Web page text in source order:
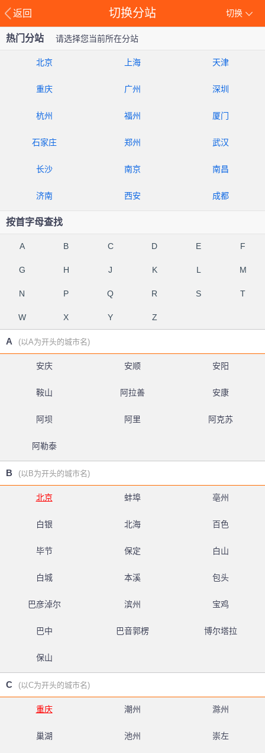
返回 切换
切换分站
热门分站 请选择您当前所在分站
北京 上海 天津
重庆 广州 深圳
杭州 福州 厦门
石家庄 郑州 武汉
长沙 南京 南昌
济南 西安 成都
按首字母查找
A B C D E F
G H J K L M
N P Q R S T
W X Y Z
A (以A为开头的城市名)
安庆 安顺 安阳
鞍山 阿拉善 安康
阿坝 阿里 阿克苏
阿勒泰
B (以B为开头的城市名)
北京 蚌埠 亳州
白银 北海 百色
毕节 保定 白山
白城 本溪 包头
巴彦淖尔 滨州 宝鸡
巴中 巴音郭楞 博尔塔拉
保山
C (以C为开头的城市名)
重庆 潮州 滁州
巢湖 池州 崇左